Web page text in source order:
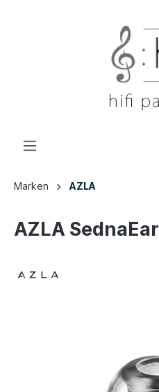
Marken AZLA
AZLA